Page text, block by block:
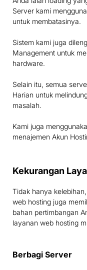
Server kami
untuk membatasinya.
Sistem kami juga
Management untuk
hardware.
Selain itu, semua
Harian untuk
masalah.
Kami juga
menajemen Akun
Kekurangan
Tidak hanya
web hosting juga
bahan pertimbangan
layanan web hosting
Berbagi Server